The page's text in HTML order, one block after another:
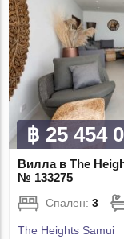
฿ 25 454
Вилла в The
№ 133275
Спален:3
The Heights Samui